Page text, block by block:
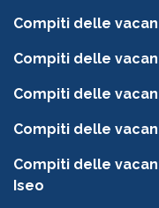
Compiti delle
Compiti delle
Compiti delle
Compiti delle
Compiti delle
Iseo